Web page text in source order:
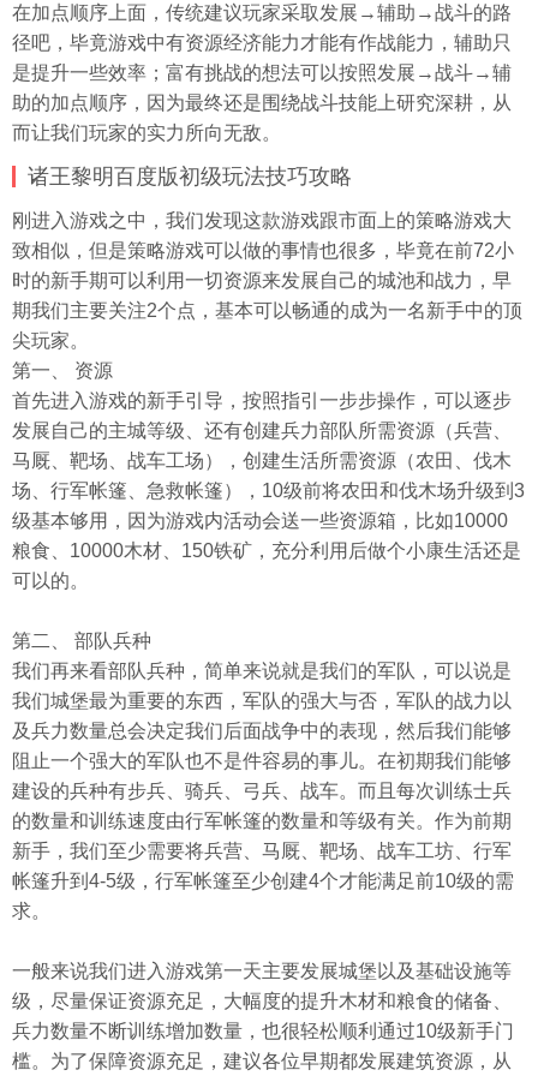
在加点顺序上面，传统建议玩家采取发展→辅助→战斗的路
径吧，毕竟游戏中有资源经济能力才能有作战能力，辅助只
是提升一些效率；富有挑战的想法可以按照发展→战斗→辅
助的加点顺序，因为最终还是围绕战斗技能上研究深耕，从
而让我们玩家的实力所向无敌。
诸王黎明百度版初级玩法技巧攻略
刚进入游戏之中，我们发现这款游戏跟市面上的策略游戏大
致相似，但是策略游戏可以做的事情也很多，毕竟在前72小
时的新手期可以利用一切资源来发展自己的城池和战力，早
期我们主要关注2个点，基本可以畅通的成为一名新手中的顶
尖玩家。
第一、 资源
首先进入游戏的新手引导，按照指引一步步操作，可以逐步
发展自己的主城等级、还有创建兵力部队所需资源（兵营、
马厩、靶场、战车工场），创建生活所需资源（农田、伐木
场、行军帐篷、急救帐篷），10级前将农田和伐木场升级到3
级基本够用，因为游戏内活动会送一些资源箱，比如10000
粮食、10000木材、150铁矿，充分利用后做个小康生活还是
可以的。
第二、 部队兵种
我们再来看部队兵种，简单来说就是我们的军队，可以说是
我们城堡最为重要的东西，军队的强大与否，军队的战力以
及兵力数量总会决定我们后面战争中的表现，然后我们能够
阻止一个强大的军队也不是件容易的事儿。在初期我们能够
建设的兵种有步兵、骑兵、弓兵、战车。而且每次训练士兵
的数量和训练速度由行军帐篷的数量和等级有关。作为前期
新手，我们至少需要将兵营、马厩、靶场、战车工坊、行军
帐篷升到4-5级，行军帐篷至少创建4个才能满足前10级的需
求。
一般来说我们进入游戏第一天主要发展城堡以及基础设施等
级，尽量保证资源充足，大幅度的提升木材和粮食的储备、
兵力数量不断训练增加数量，也很轻松顺利通过10级新手门
槛。为了保障资源充足，建议各位早期都发展建筑资源，从